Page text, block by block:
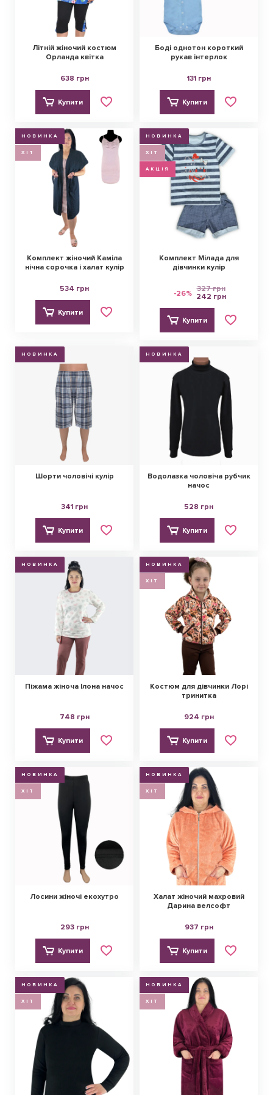
Літній жіночий костюм
Орланда квітка
638 грн
Купити
Боді однотон короткий
рукав інтерлок
131 грн
Купити
НОВИНКА
ХІТ
Комплект жіночий Каміла
нічна сорочка і халат кулір
534 грн
Купити
НОВИНКА
ХІТ
АКЦІЯ
Комплект Мілада для
дівчинки кулір
-26% 327 грн
242 грн
Купити
НОВИНКА
Шорти чоловічі кулір
341 грн
Купити
НОВИНКА
Водолазка чоловіча рубчик
начос
528 грн
Купити
НОВИНКА
Піжама жіноча Ілона начос
748 грн
Купити
НОВИНКА
ХІТ
Костюм для дівчинки Лорі
тринитка
924 грн
Купити
НОВИНКА
ХІТ
Лосини жіночі екохутро
293 грн
Купити
НОВИНКА
ХІТ
Халат жіночий махровий
Дарина велсофт
937 грн
Купити
НОВИНКА
ХІТ
НОВИНКА
ХІТ